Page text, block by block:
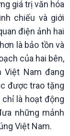
giá trị văn hóa
chiếu và giới
điện ảnh hai
là bảo tồn và
của hai bên,
Nam đang
được trao tặng
là hoạt động
những mảnh
Việt Nam.